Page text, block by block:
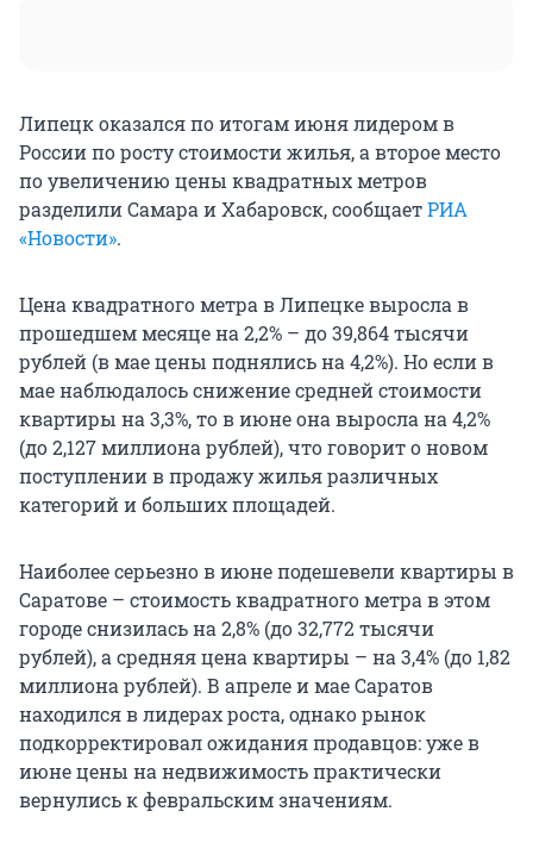
Липецк оказался по итогам июня лидером в
России по росту стоимости жилья, а второе место
по увеличению цены квадратных метров
разделили Самара и Хабаровск, сообщаетРИА
«Новости».
Цена квадратного метра в Липецке выросла в
прошедшем месяце на 2,2% – до 39,864 тысячи
рублей (в мае цены поднялись на 4,2%). Но если в
мае наблюдалось снижение средней стоимости
квартиры на 3,3%, то в июне она выросла на 4,2%
(до 2,127 миллиона рублей), что говорит о новом
поступлении в продажу жилья различных
категорий и больших площадей.
Наиболее серьезно в июне подешевели квартиры в
Саратове – стоимость квадратного метра в этом
городе снизилась на 2,8% (до 32,772 тысячи
рублей), а средняя цена квартиры – на 3,4% (до 1,82
миллиона рублей). В апреле и мае Саратов
находился в лидерах роста, однако рынок
подкорректировал ожидания продавцов: уже в
июне цены на недвижимость практически
вернулись к февральским значениям.